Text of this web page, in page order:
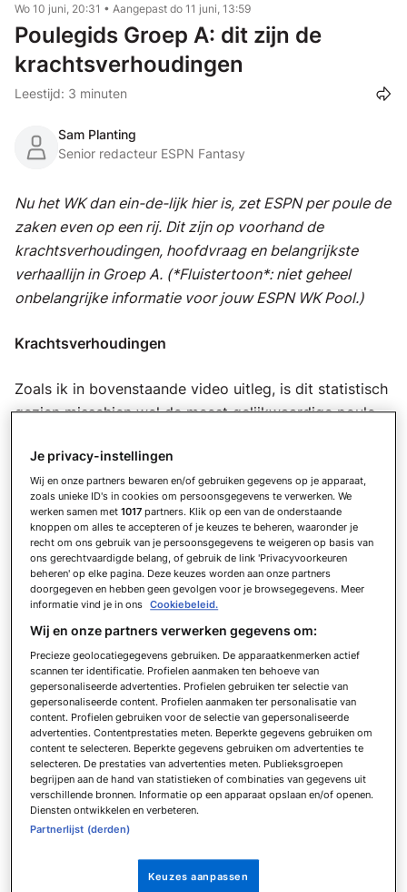
Wo 10 juni, 20:31 • Aangepast do 11 juni, 13:59
Poulegids Groep A: dit zijn de
krachtsverhoudingen
Leestijd: 3 minuten
Sam Planting
Senior redacteur ESPN Fantasy
Nu het WK dan ein-de-lijk hier is, zet ESPN per poule de
zaken even op een rij. Dit zijn op voorhand de
krachtsverhoudingen, hoofdvraag en belangrijkste
verhaallijn in Groep A. (*Fluistertoon*: niet geheel
onbelangrijke informatie voor jouw ESPN WK Pool.)
Krachtsverhoudingen
Zoals ik in bovenstaande video uitleg, is dit statistisch
gezien misschien wel de meest gelijkwaardige poule
én geen underdog die je op voorhand voor 0-punten-
uit-3-duels kan intekenen.
Als een van de drie gastlanden is Mexico (nummer 15
op de FIFA Wereldranglijst) als ‘sterkste’ land
ingedeeld in deze poule. Met Zuid-Korea (nr.25)
hadden de Mexicanen het ook aanzienlijk erger
kunnen treffen uit Pot 2 bij de loting. Het via de play-
offs gekwalificeerde Tsjechië (nr. 41) en het
verrassend geplaatste Zuid-Afrika (nr. 60)
vervolledigen het kwartet.
De bookmakers gaan grotendeels mee bij de
krachtverhoudingen volgens de FIFA-ranglijst. Mexico
is favoriet voor groepswinst, maar niet met een
enorme marge. Opvallender is dat de Tsjechen een
grotere kans op plek 1 of 2 krijgen toegewezen dan
de Zuid-Koreanen. Voor een ‘vierde ploeg’ wordt Zuid-
Afrika dan weer relatief kansrijk ingeschat.
Je privacy-instellingen
Wij en onze partners bewaren en/of gebruiken gegevens op je apparaat,
zoals unieke ID's in cookies om persoonsgegevens te verwerken. We
werken samen met1017 partners. Klik op een van de onderstaande
knoppen om alles te accepteren of je keuzes te beheren, waaronder je
recht om ons gebruik van je persoonsgegevens te weigeren op basis van
ons gerechtvaardigde belang, of gebruik de link 'Privacyvoorkeuren
beheren' op elke pagina. Deze keuzes worden aan onze partners
doorgegeven en hebben geen gevolgen voor je browsegegevens. Meer
informatie vind je in ons Cookiebeleid.
Wij en onze partners verwerken gegevens om:
Precieze geolocatiegegevens gebruiken. De apparaatkenmerken actief
scannen ter identificatie. Profielen aanmaken ten behoeve van
gepersonaliseerde advertenties. Profielen gebruiken ter selectie van
gepersonaliseerde content. Profielen aanmaken ter personalisatie van
content. Profielen gebruiken voor de selectie van gepersonaliseerde
advertenties. Contentprestaties meten. Beperkte gegevens gebruiken om
content te selecteren. Beperkte gegevens gebruiken om advertenties te
selecteren. De prestaties van advertenties meten. Publieksgroepen
begrijpen aan de hand van statistieken of combinaties van gegevens uit
verschillende bronnen. Informatie op een apparaat opslaan en/of openen.
Diensten ontwikkelen en verbeteren.
Partnerlijst (derden)
Keuzes aanpassen